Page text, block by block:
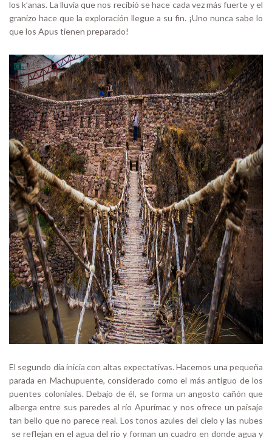
los k’anas. La lluvia que nos recibió se hace cada vez más fuerte y el
granizo hace que la exploración llegue a su fin. ¡Uno nunca sabe lo
que los Apus tienen preparado!
El segundo día inicia con altas expectativas. Hacemos una pequeña
parada en Machupuente, considerado como el más antiguo de los
puentes coloniales. Debajo de él, se forma un angosto cañón que
alberga entre sus paredes al río Apurímac y nos ofrece un paisaje
tan bello que no parece real. Los tonos azules del cielo y las nubes
se reflejan en el agua del río y forman un cuadro en donde agua y